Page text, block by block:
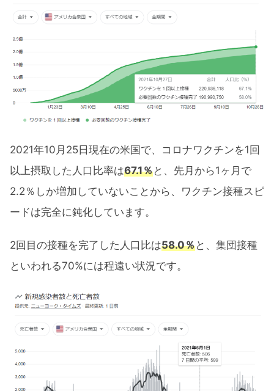
【2021年10月】その他大きな値動きの
あった銘柄
【2021年10月】米国ETFの値動き
2021年10月振り返りまとめと今後の予想
2021年10月25日現在の米国で、コロナワクチンを1回
以上摂取した人口比率は67.1％と、先月から1ヶ月で
2.2％しか増加していないことから、ワクチン接種スピ
ードは完全に鈍化しています。
2回目の接種を完了した人口比は58.0％と、集団接種
といわれる70%には程遠い状況です。